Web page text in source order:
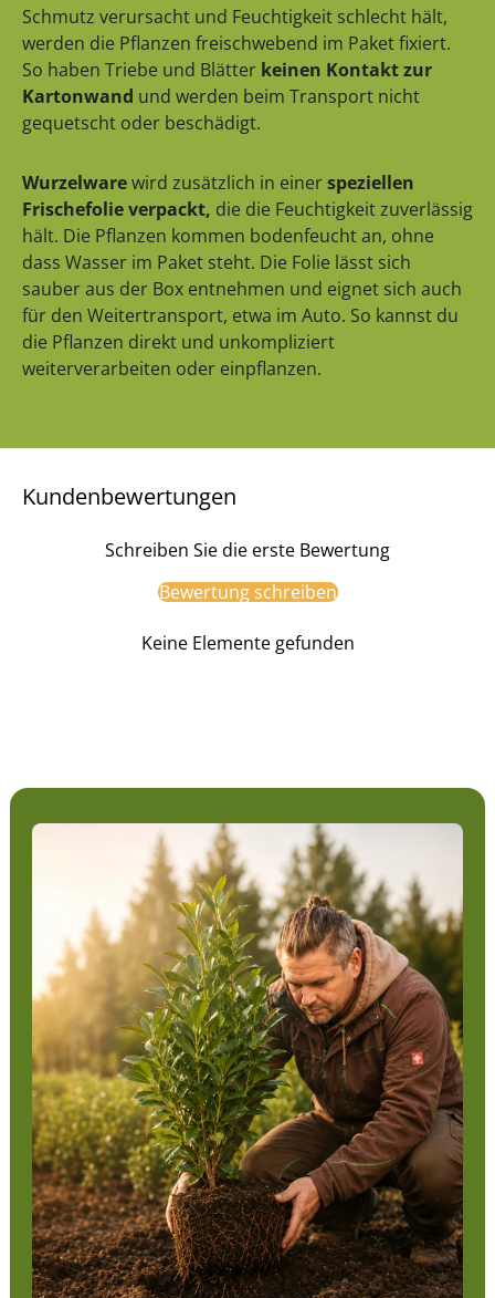
Schmutz verursacht und Feuchtigkeit schlecht hält,
werden die Pflanzen freischwebend im Paket fixiert.
So haben Triebe und Blätter keinen Kontakt zur
Kartonwand und werden beim Transport nicht
gequetscht oder beschädigt.
Wurzelwarewird zusätzlich in einerspeziellen
Frischefolie verpackt, die die Feuchtigkeit zuverlässig
hält. Die Pflanzen kommen bodenfeucht an, ohne
dass Wasser im Paket steht. Die Folie lässt sich
sauber aus der Box entnehmen und eignet sich auch
für den Weitertransport, etwa im Auto. So kannst du
die Pflanzen direkt und unkompliziert
weiterverarbeiten oder einpflanzen.
Kundenbewertungen
Schreiben Sie die erste Bewertung
Bewertung schreiben
Keine Elemente gefunden